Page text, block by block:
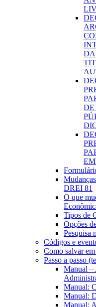
DE
DREI 81
O que
Tipos de
Opções
Pesquisa
Códigos e
Como salvar
Passo a passo
Manual –
Manual:
Manual:
Manual: